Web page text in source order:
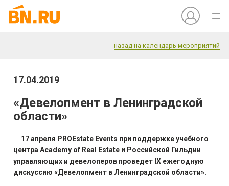
назад на календарь мероприятий
17.04.2019
«Девелопмент в Ленинградской
области»
17 апреля PROEstate Events при поддержке учебного
центра Academy of Real Estate и Российской Гильдии
управляющих и девелоперов проведет IX ежегодную
дискуссию «Девелопмент в Ленинградской области».